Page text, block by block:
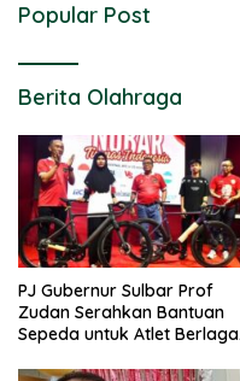
Popular Post
Berita Olahraga
PJ Gubernur Sulbar Prof
Zudan Serahkan Bantuan
Sepeda untuk Atlet Berlaga